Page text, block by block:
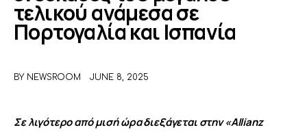
ΑΦΙΕΡΩΜΑΤΑ
τελικού ανάμεσα σε
Πορτογαλία και Ισπανία
BY NEWSROOM JUNE 8, 2025
Σε λιγότερο από μισή ώρα διεξάγεται στην «Allianz